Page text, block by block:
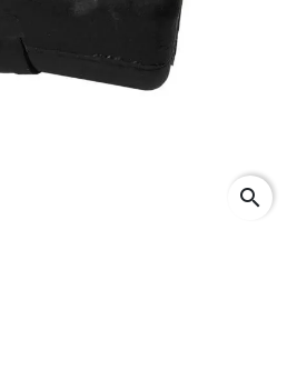
search